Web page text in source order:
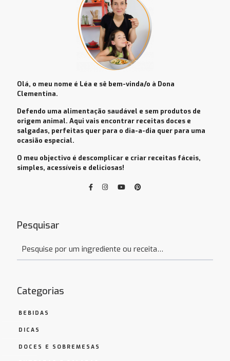
Olá, o meu nome é Léa e sê bem-vinda/o à Dona
Clementina.
Defendo uma alimentação saudável e sem produtos de
origem animal. Aqui vais encontrar receitas doces e
salgadas, perfeitas quer para o dia-a-dia quer para uma
ocasião especial.
O meu objectivo é descomplicar e criar receitas fáceis,
simples, acessíveis e deliciosas!
Pesquisar
Categorias
BEBIDAS
DICAS
DOCES E SOBREMESAS